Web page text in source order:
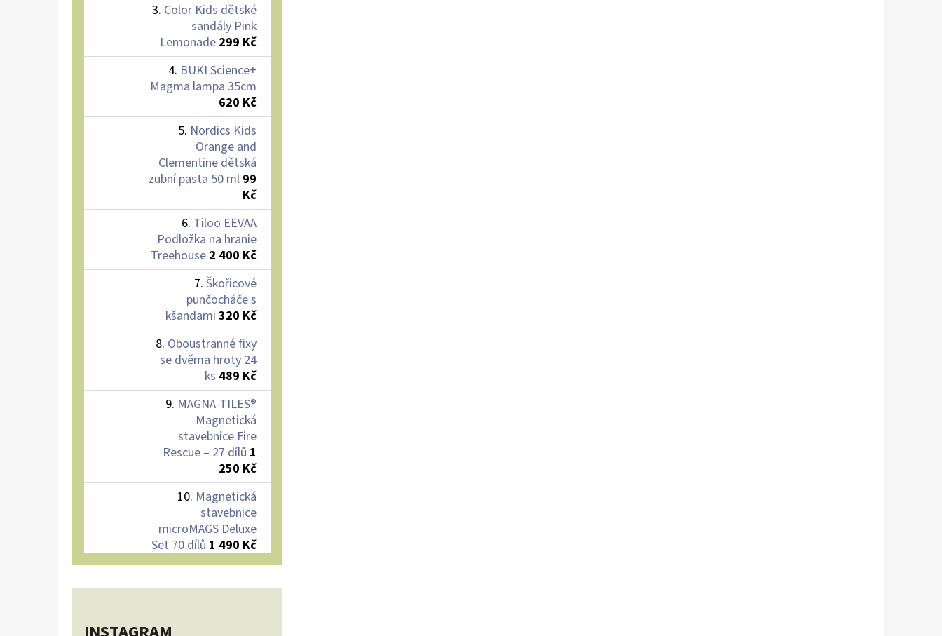
Color Kids dětské
sandály Pink
Lemonade 299 Kč
BUKI Science+
Magma lampa 35cm
620 Kč
Nordics Kids
Orange and
Clementine dětská
zubní pasta 50 ml 99
Kč
Tiloo EEVAA
Podložka na hranie
Treehouse 2 400 Kč
Škořicové
punčocháče s
kšandami 320 Kč
Oboustranné fixy
se dvěma hroty 24
ks 489 Kč
MAGNA-TILES®
Magnetická
stavebnice Fire
Rescue – 27 dílů 1
250 Kč
Magnetická
stavebnice
microMAGS Deluxe
Set 70 dílů 1 490 Kč